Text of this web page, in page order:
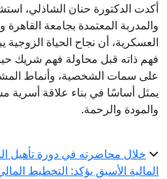
أكدت الدكتورة حنان الشاذلي،
والمدربة المعتمدة بجامعة القاهرة
العسكرية، أن نجاح الحياة الزوجية
فهم ذاته قبل محاولة فهم شريك
على سمات الشخصية، وأنماط
يمثل أساسًا في بناء علاقة أسرية
والمودة والرحمة.
خلال محاضرته في دورة تأهيل
المالية الأسبق يؤكد: التخطيط